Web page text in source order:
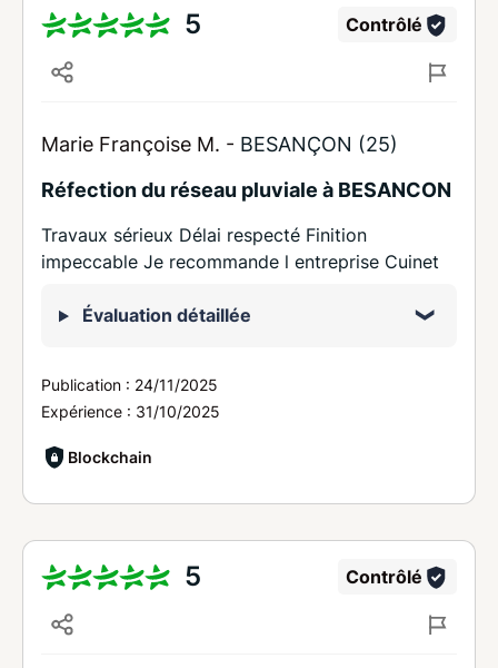
5 Contrôlé
Marie Françoise M. - BESANÇON (25)
Réfection du réseau pluviale à BESANCON
Travaux sérieux Délai respecté Finition
impeccable Je recommande l entreprise Cuinet
Évaluation détaillée
Publication : 24/11/2025
Expérience : 31/10/2025
Blockchain
5 Contrôlé